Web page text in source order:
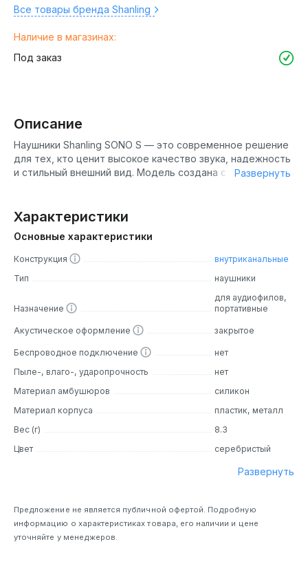
Все товары бренда Shanling
Наличие в магазинах:
Под заказ
Описание
Наушники Shanling SONO S — это современное решение
для тех, кто ценит высокое качество звука, надежность
и стильный внешний вид. Модель создана с учетом
продуманной конструкции и применению передовых
технологий, Shanling SONO S обеспечивают чистое,
детализированное звучание и комфортное
использование в любых условиях. Эти наушники станут
путешествий и активного образа жизни.
минималистичным дизайном. Корпус выполнен в
классическом черном цвете с матовой текстурой, что
Компактная форма и эргономичная посадка
обеспечивают удобство при длительном использовании.
Амбушюры изготовлены из мягкого материала, что
гарантирует комфорт даже при многочасовом
прослушивании. Легкий вес делает наушники
материалы корпуса обеспечивают долговечность и
Основные особенности
Развернуть
Характеристики
Основные характеристики
Конструкция
внутриканальные
Тип
наушники
Назначение
для аудиофилов,
портативные
Акустическое оформление закрытое
Беспроводное подключение
нет
Пыле-, влаго-, ударопрочность
нет
Материал амбушюров
силикон
Материал корпуса
пластик, металл
Вес (г)
8.3
Цвет
серебристый
Развернуть
Предложение не является публичной офертой. Подробную
информацию о характеристиках товара, его наличии и цене
уточняйте у менеджеров.